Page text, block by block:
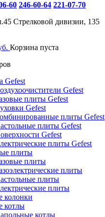
60 246-60-64 221-07-70
Стрелковой дивизии, 135
Корзина пуста
Gefest
Gefest
плиты Gefest
Gefest
плиты Gefest
плиты Gefest
Gefest
плиты Gefest
плиты
плиты
плиты
плиты
плиты
колонки
котлы
котлы